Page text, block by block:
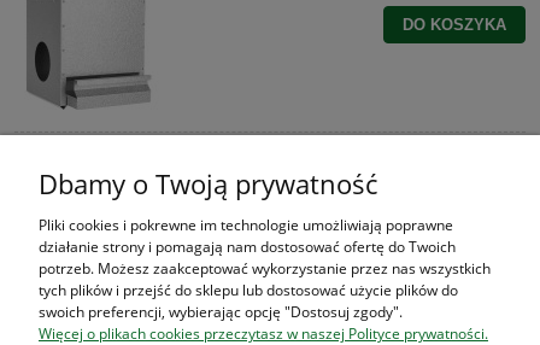
DO KOSZYKA
Zrębki do wędzenia i grillowania CZEREŚNIA 450g
9,95 zł
Cena netto:8,09 zł
Dbamy o Twoją prywatność
Pliki cookies i pokrewne im technologie umożliwiają poprawne
działanie strony i pomagają nam dostosować ofertę do Twoich
potrzeb. Możesz zaakceptować wykorzystanie przez nas wszystkich
tych plików i przejść do sklepu lub dostosować użycie plików do
swoich preferencji, wybierając opcję "Dostosuj zgody".
Więcej o plikach cookies przeczytasz w naszej Polityce prywatności.